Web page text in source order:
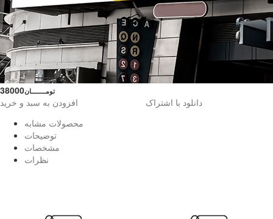
38000تومــــــــان
افزودن به سبد و خرید
دانلود با اشتراک
محصولات مشابه
توضیحات
مشخصات
نظرات